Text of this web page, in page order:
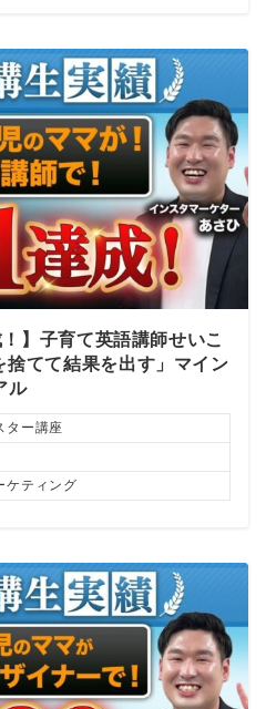
】子育て英語講師せいこ
捨てて結果を出す」マイン
ル
ター講座
ケティング